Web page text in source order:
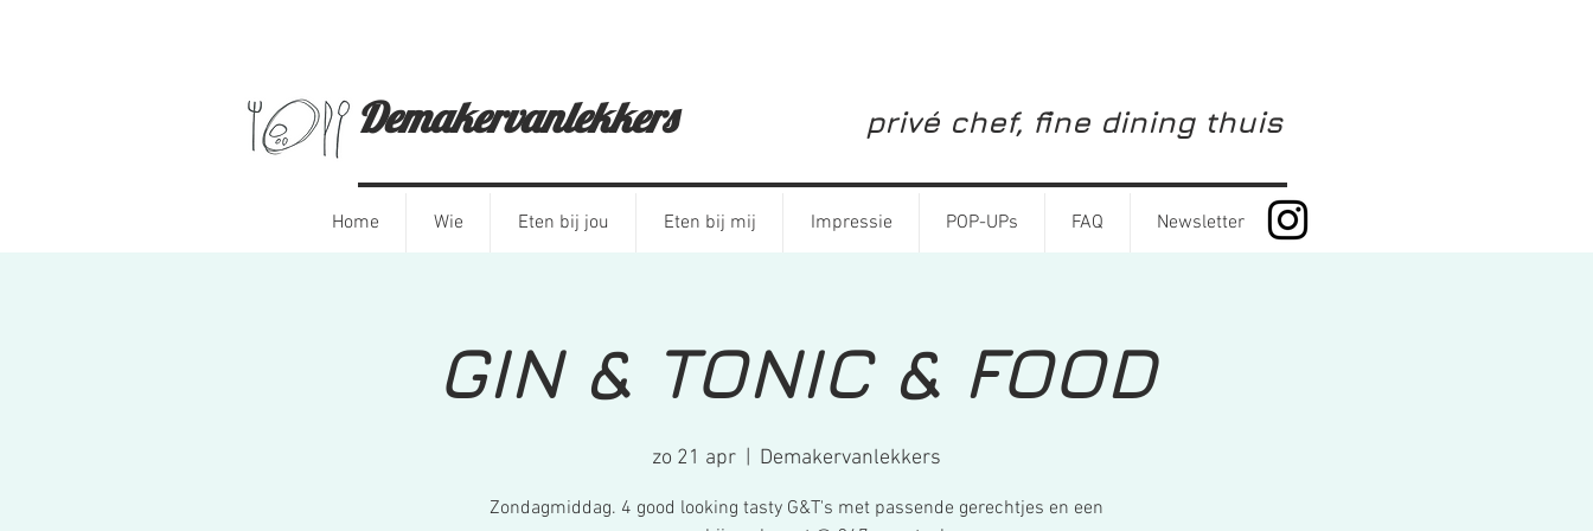
Demakervanlekkers privé chef, fine dining thuis
Home Wie Eten bij jou Eten bij mij Impressie POP-UPs FAQ Newsletter
GIN & TONIC & FOOD
zo 21 apr Demakervanlekkers
Zondagmiddag. 4 good looking tasty G&T's met passende gerechtjes en een